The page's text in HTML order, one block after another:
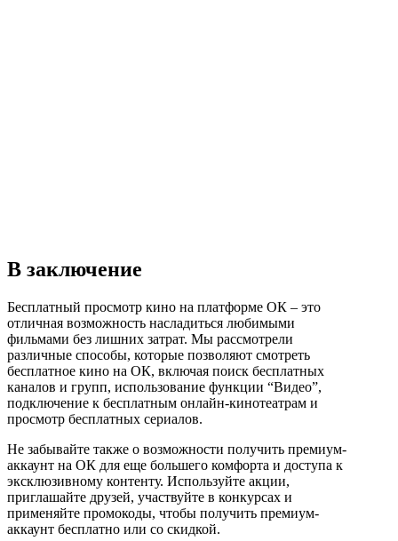
В заключение
Бесплатный просмотр кино на платформе ОК – это
отличная возможность насладиться любимыми
фильмами без лишних затрат. Мы рассмотрели
различные способы, которые позволяют смотреть
бесплатное кино на ОК, включая поиск бесплатных
каналов и групп, использование функции “Видео”,
подключение к бесплатным онлайн-кинотеатрам и
просмотр бесплатных сериалов.
Не забывайте также о возможности получить премиум-
аккаунт на ОК для еще большего комфорта и доступа к
эксклюзивному контенту. Используйте акции,
приглашайте друзей, участвуйте в конкурсах и
применяйте промокоды, чтобы получить премиум-
аккаунт бесплатно или со скидкой.